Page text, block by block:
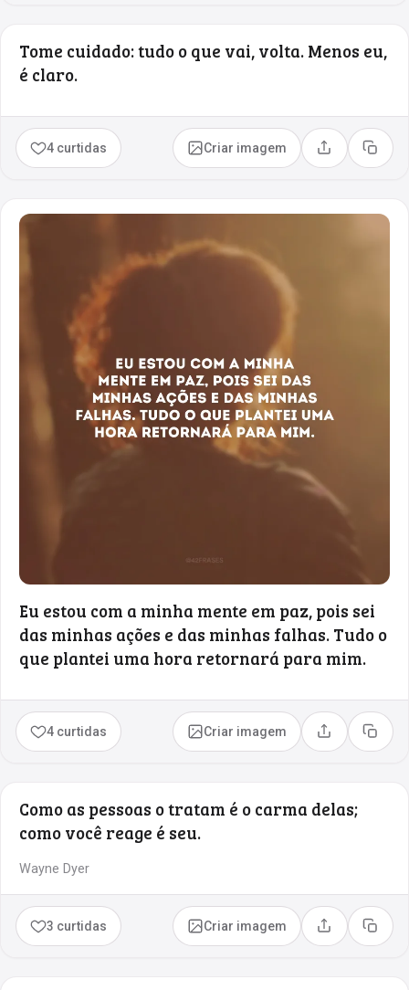
Tome cuidado: tudo o que vai, volta. Menos eu,
é claro.
4 curtidas Criar imagem Compartilhar
Copiar
Eu estou com a minha mente em paz, pois sei
das minhas ações e das minhas falhas. Tudo o
que plantei uma hora retornará para mim.
4 curtidas Criar imagem Compartilhar
Copiar
Como as pessoas o tratam é o carma delas;
como você reage é seu.
Wayne Dyer
3 curtidas Criar imagem Compartilhar
Copiar